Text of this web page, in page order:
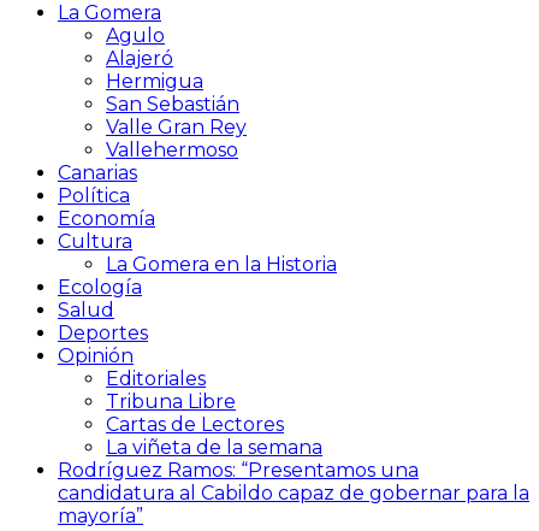
La Gomera
Agulo
Alajeró
Hermigua
San Sebastián
Valle Gran Rey
Vallehermoso
Canarias
Política
Economía
Cultura
La Gomera en la Historia
Ecología
Salud
Deportes
Opinión
Editoriales
Tribuna Libre
Cartas de Lectores
La viñeta de la semana
Rodríguez Ramos: “Presentamos una
candidatura al Cabildo capaz de gobernar para la
mayoría”